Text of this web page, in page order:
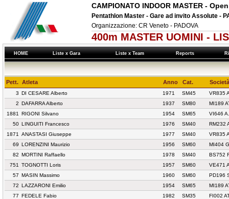
CAMPIONATO INDOOR MASTER - Open
Pentathlon Master - Gare ad invito Assolute -
Organizzazione: CR Veneto - PADOVA
400m MASTER UOMINI -
HOME Liste x Gara Liste x Team Reports
Pett. Atleta Anno Cat.
3 DI CESARE Alberto 1971 SM45
VR835
2 DAFARRA Alberto 1937 SM80
MI189
1881
RIGONI Silvano 1954 SM65
VI646
50 LINGUITI Francesco 1976 SM40
RM232
1871
ANASTASI Giuseppe 1977 SM40
VR835
69 LORENZINI Maurizio 1956 SM60
MI404
82 MORTINI Raffaello 1978 SM40
BS752
751
TOGNOTTI Loris 1957 SM60
VE471
57 MASIN Massimo 1960 SM60
PD196
72 LAZZARONI Emilio 1954 SM65
MI189
77 FEDELE Fabio 1982 SM35
FI002